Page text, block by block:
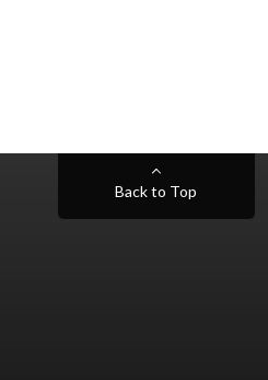
Back to Top